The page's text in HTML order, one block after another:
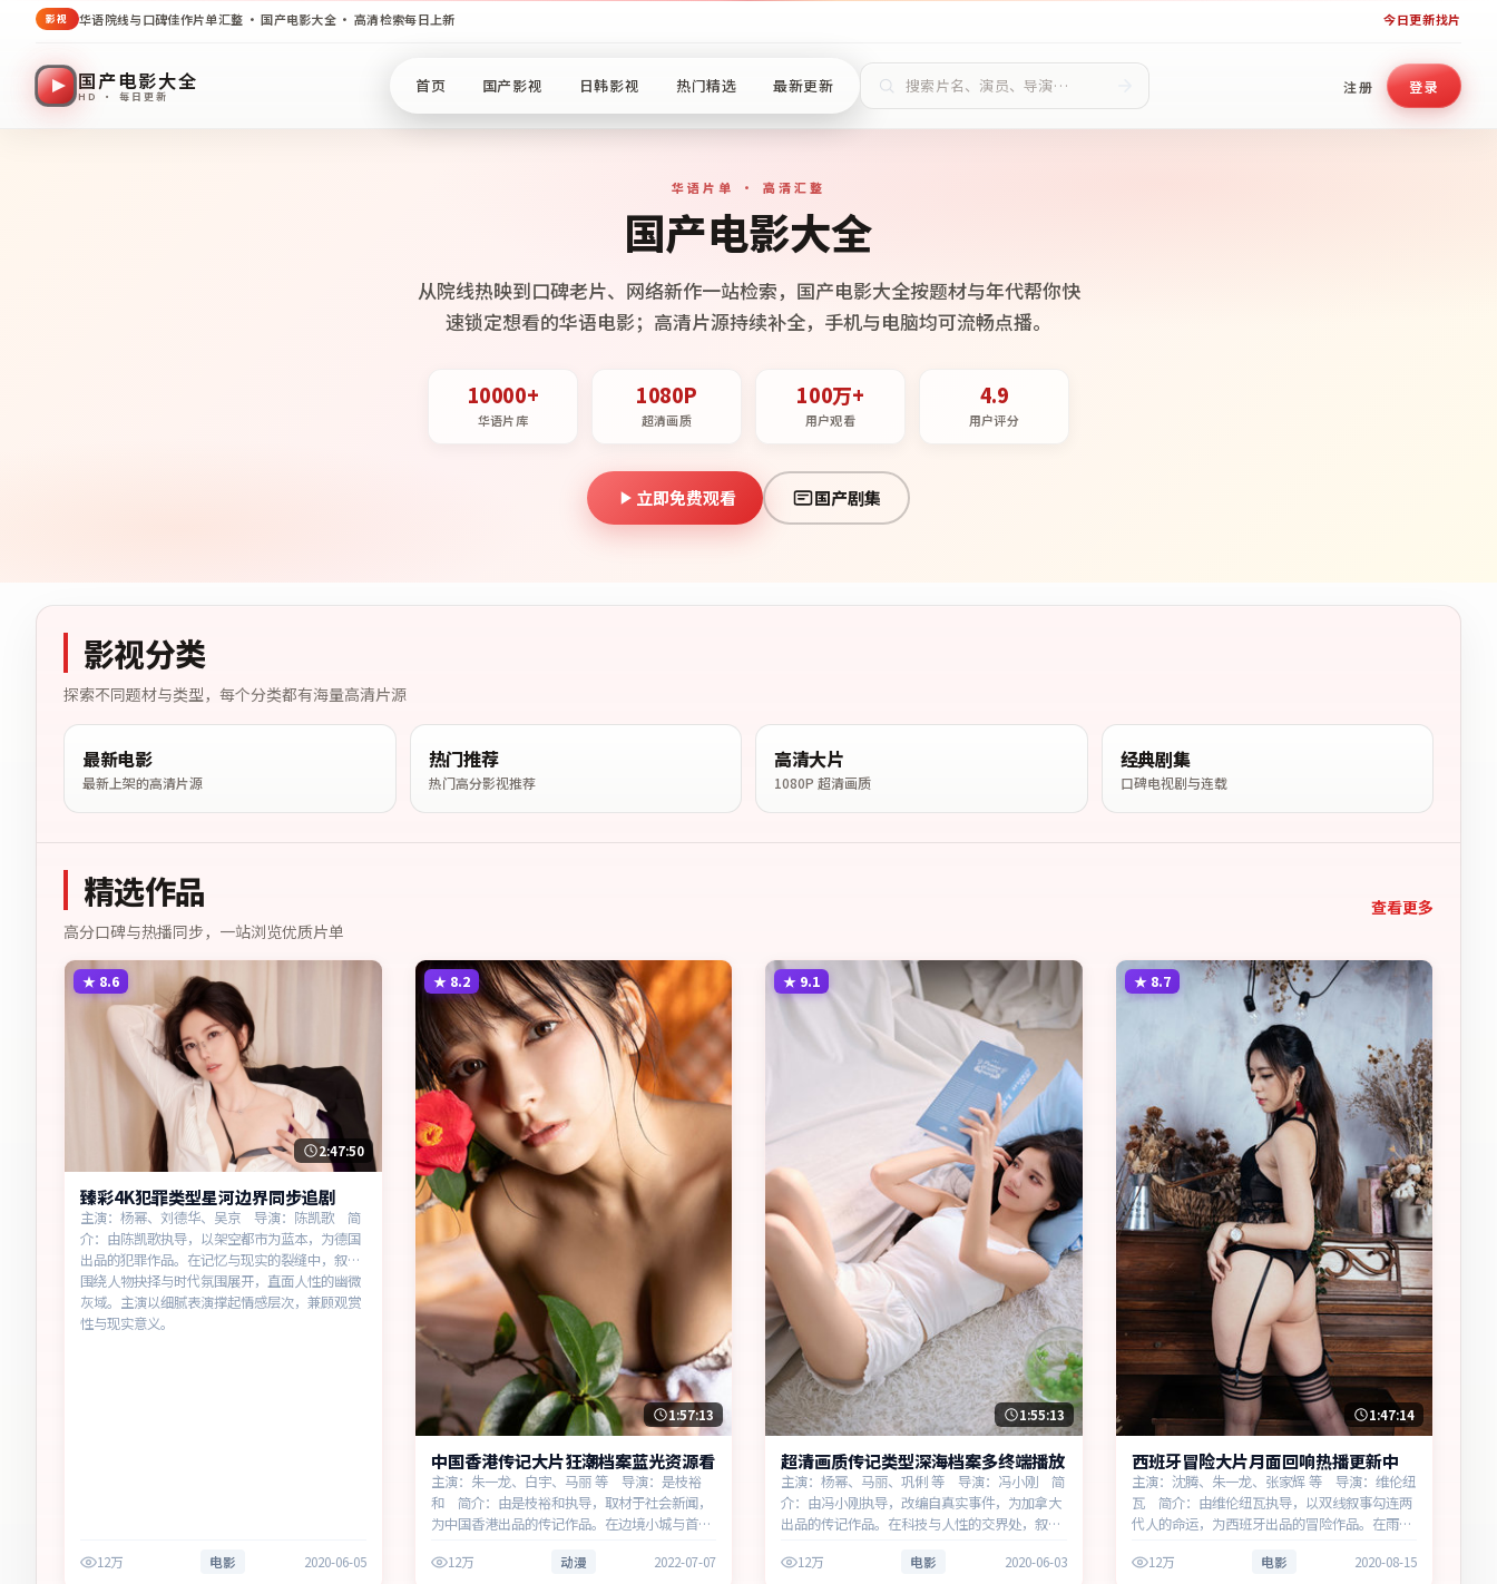
影视 华语院线与口碑佳作片单汇整 · 国产电影大全 · 高清检索每日上新 今日更新找片
国产电影大全
HD · 每日更新 首页 国产影视 日韩影视 热门精选 最新更新 注册 登录
华语片单 · 高清汇整
国产电影大全
从院线热映到口碑老片、网络新作一站检索，国产电影大全按题材与年代帮你快
速锁定想看的华语电影；高清片源持续补全，手机与电脑均可流畅点播。
10000+
华语片库
1080P
超清画质
100万+
用户观看
4.9
用户评分
立即免费观看 国产剧集
影视分类
探索不同题材与类型，每个分类都有海量高清片源
最新电影
最新上架的高清片源
热门推荐
热门高分影视推荐
高清大片
1080P 超清画质
经典剧集
口碑电视剧与连载
精选作品
高分口碑与热播同步，一站浏览优质片单
查看更多
★ 8.6
2:47:50
臻彩4K犯罪类型星河边界同步追剧
主演：杨幂、刘德华、吴京 导演：陈凯歌 简
介：由陈凯歌执导，以架空都市为蓝本，为德国
出品的犯罪作品。在记忆与现实的裂缝中，叙事
围绕人物抉择与时代氛围展开，直面人性的幽微
灰域。主演以细腻表演撑起情感层次，兼顾观赏
性与现实意义。
12万 电影 2020-06-05
★ 8.2
1:57:13
中国香港传记大片狂潮档案蓝光资源看
主演：朱一龙、白宇、马丽 等 导演：是枝裕
和 简介：由是枝裕和执导，取材于社会新闻，
为中国香港出品的传记作品。在边境小城与首都
紧凑，反转不断。主演以细腻表演撑起情感层
12万 动漫 2022-07-07
★ 9.1
1:55:13
超清画质传记类型深海档案多终端播放
主演：杨幂、马丽、巩俐 等 导演：冯小刚 简
介：由冯小刚执导，改编自真实事件，为加拿大
出品的传记作品。在科技与人性的交界处，叙事
真相。主演以细腻表演撑起情感层次，兼顾观赏
12万 电影 2020-06-03
★ 8.7
1:47:14
西班牙冒险大片月面回响热播更新中
主演：沈腾、朱一龙、张家辉 等 导演：维伦纽
瓦 简介：由维伦纽瓦执导，以双线叙事勾连两
代人的命运，为西班牙出品的冒险作品。在雨夜
开，层层剥开谎言与真相。主演以细腻表演撑起
12万 电影 2020-08-15